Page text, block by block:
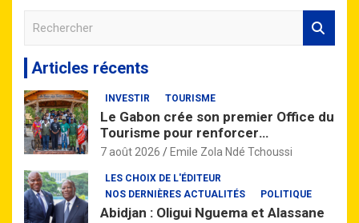
r
c
h
e
r
Articles récents
INVESTIR TOURISME
Le Gabon crée son premier Office du
Tourisme pour renforcer
l’attractivité de la destination
7 août 2026 Emile Zola Ndé Tchoussi
LES CHOIX DE L'ÉDITEUR
NOS DERNIÈRES ACTUALITÉS
POLITIQUE
Abidjan : Oligui Nguema et Alassane